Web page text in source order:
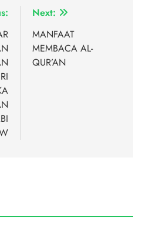
Next:
MANFAAT
MEMBACA AL-
QUR’AN